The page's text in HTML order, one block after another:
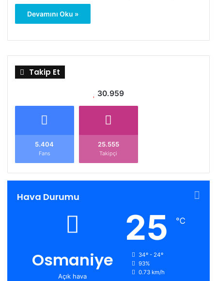
Devamını Oku »
Takip Et
30.959
5.404
Fans
25.555
Takipçi
Hava Durumu
Osmaniye
Açık hava
25 ℃
34º - 24º
93%
0.73 km/h